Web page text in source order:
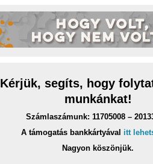
Kérjük, segíts, hogy
munkánkat!
Számlaszámunk: 11705008 –
A támogatás bankkártyával itt
Nagyon köszönjük.